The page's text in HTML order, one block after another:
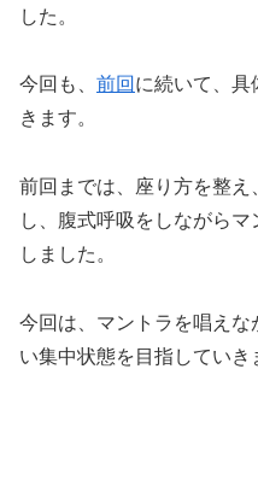
した。
今回も、 前回 に続いて、具
きます。
前回までは、座り方を整
し、腹式呼吸をしながら
しました。
今回は、マントラを唱え
い集中状態を目指していき